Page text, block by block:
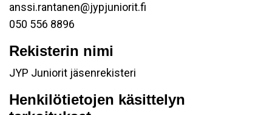
anssi.rantanen@jypjuniorit.fi
050 556 8896
Rekisterin nimi
JYP Juniorit jäsenrekisteri
Henkilötietojen käsittelyn